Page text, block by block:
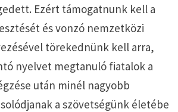
Ezért támogatnunk kell a
és vonzó nemzetközi
törekednünk kell arra,
nyelvet megtanuló fiatalok a
után minél nagyobb
a szövetségünk életébe